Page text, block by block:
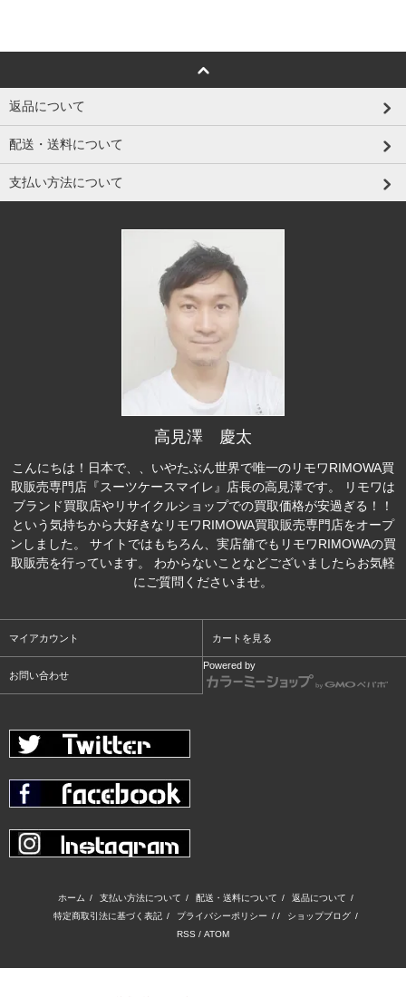
返品について
配送・送料について
支払い方法について
高見澤 慶太
こんにちは！日本で、、いやたぶん世界で唯一のリモワRIMOWA買
取販売専門店『スーツケースマイレ』店長の高見澤です。 リモワは
ブランド買取店やリサイクルショップでの買取価格が安過ぎる！！
という気持ちから大好きなリモワRIMOWA買取販売専門店をオープ
ンしました。 サイトではもちろん、実店舗でもリモワRIMOWAの買
取販売を行っています。 わからないことなどございましたらお気軽
にご質問くださいませ。
マイアカウント カートを見る
お問い合わせ
Powered by
ホーム / 支払い方法について / 配送・送料について / 返品について /
特定商取引法に基づく表記 / プライバシーポリシー / / ショップブログ /
RSS / ATOM